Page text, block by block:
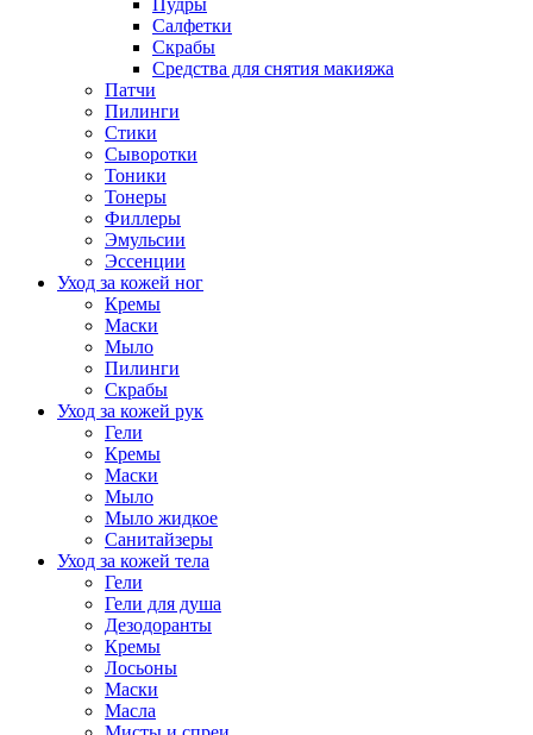
Пудры
Салфетки
Скрабы
Средства для снятия макияжа
Патчи
Пилинги
Стики
Сыворотки
Тоники
Тонеры
Филлеры
Эмульсии
Эссенции
Уход за кожей ног
Кремы
Маски
Мыло
Пилинги
Скрабы
Уход за кожей рук
Гели
Кремы
Маски
Мыло
Мыло жидкое
Санитайзеры
Уход за кожей тела
Гели
Гели для душа
Дезодоранты
Кремы
Лосьоны
Маски
Масла